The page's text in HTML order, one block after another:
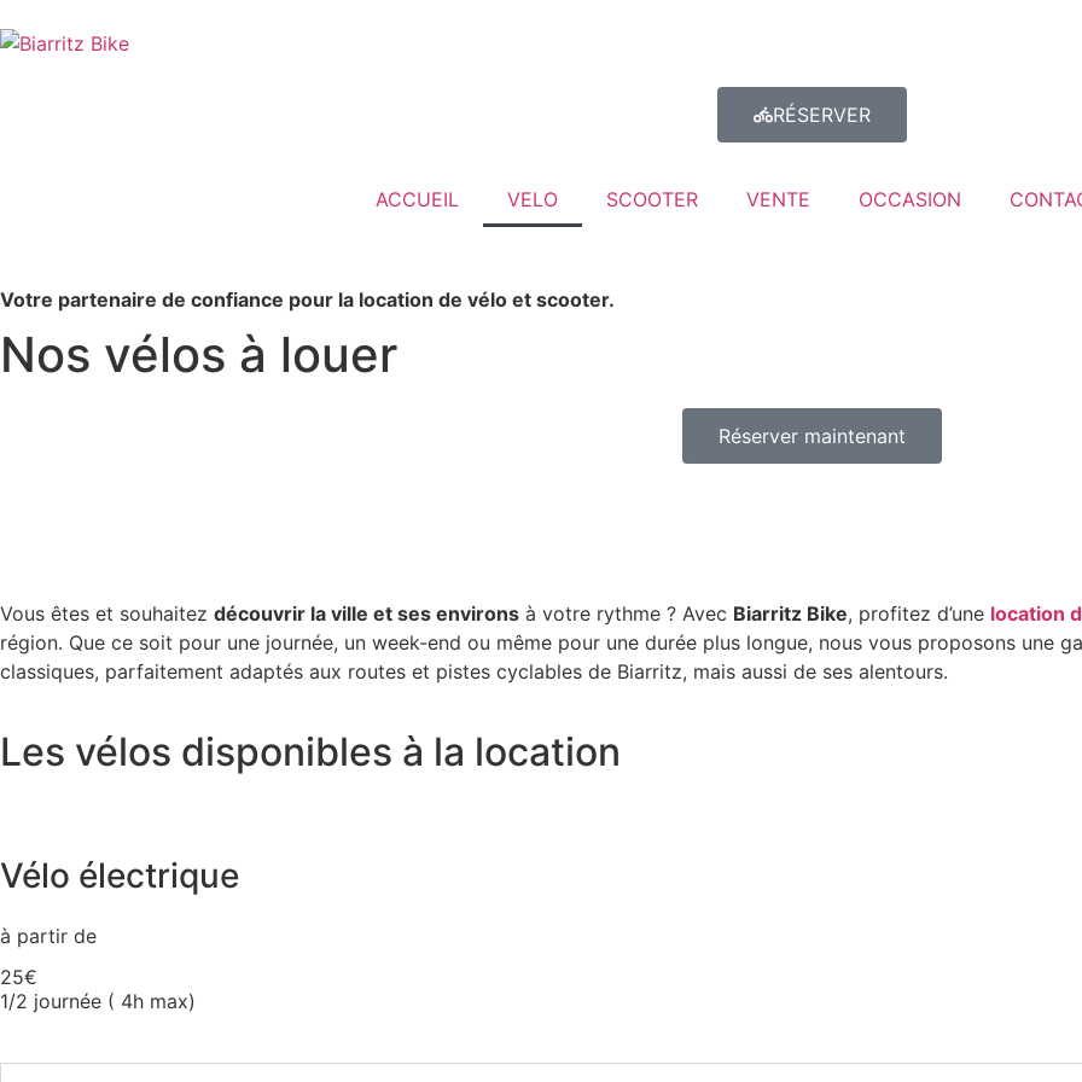
RÉSERVER
ACCUEIL VELO SCOOTER VENTE OCCASION
Votre partenaire de confiance pour la location de vélo et scooter.
Nos vélos à louer
Réserver maintenant
Vous êtes et souhaitez découvrir la ville et ses environs à votre rythme ? Avec Biarritz Bike, profitez d’une location
région. Que ce soit pour une journée, un week-end ou même pour une durée plus longue, nous vous proposons une
classiques, parfaitement adaptés aux routes et pistes cyclables de Biarritz, mais aussi de ses alentours.
Les vélos disponibles à la location
Vélo électrique
à partir de
25€
1/2 journée ( 4h max)